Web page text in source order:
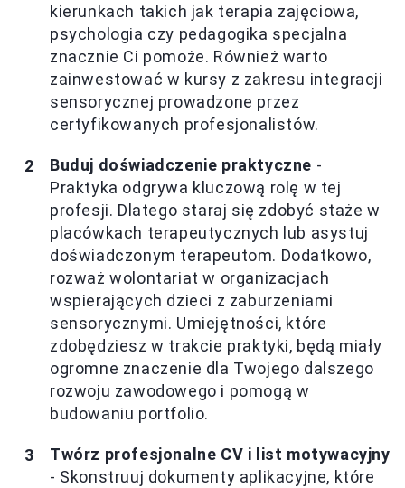
kierunkach takich jak terapia zajęciowa,
psychologia czy pedagogika specjalna
znacznie Ci pomoże. Również warto
zainwestować w kursy z zakresu integracji
sensorycznej prowadzone przez
certyfikowanych profesjonalistów.
Buduj doświadczenie praktyczne -
Praktyka odgrywa kluczową rolę w tej
profesji. Dlatego staraj się zdobyć staże w
placówkach terapeutycznych lub asystuj
doświadczonym terapeutom. Dodatkowo,
rozważ wolontariat w organizacjach
wspierających dzieci z zaburzeniami
sensorycznymi. Umiejętności, które
zdobędziesz w trakcie praktyki, będą miały
ogromne znaczenie dla Twojego dalszego
rozwoju zawodowego i pomogą w
budowaniu portfolio.
Twórz profesjonalne CV i list motywacyjny
- Skonstruuj dokumenty aplikacyjne, które